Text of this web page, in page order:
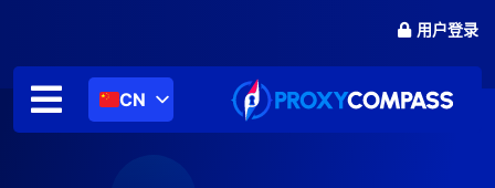
内
用户登录
CN